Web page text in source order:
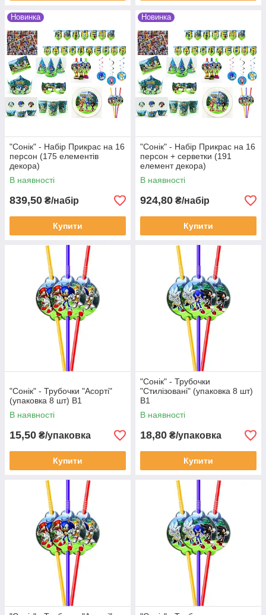
Новинка
"Сонік" - Набір Прикрас на 16
персон (175 елементів
декора)
В наявності
839,50 ₴/набір
Купити
Новинка
"Сонік" - Набір Прикрас на 16
персон + серветки (191
елемент декора)
В наявності
924,80 ₴/набір
Купити
"Сонік" - Трубочки "Асорті"
(упаковка 8 шт) В1
В наявності
15,50 ₴/упаковка
Купити
"Сонік" - Трубочки
"Стилізовані" (упаковка 8 шт)
В1
В наявності
18,80 ₴/упаковка
Купити